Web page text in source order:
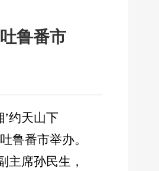
鲁番市
约天山下
鲁番市举办。
主席孙民生，